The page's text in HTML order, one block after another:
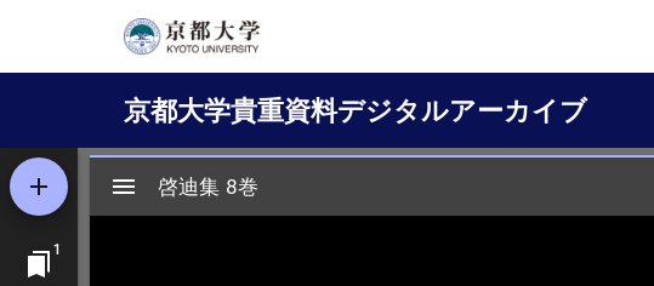
ン
テ
ン
京都大学貴重資料デジタルアーカイブ
Main
navigation